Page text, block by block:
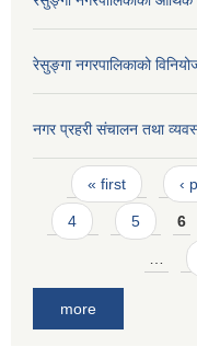
रेसुङ्गा नगरपालिकाको
नगर प्रहरी संचालन तथा
Pages
« first ‹
4 5 6
more